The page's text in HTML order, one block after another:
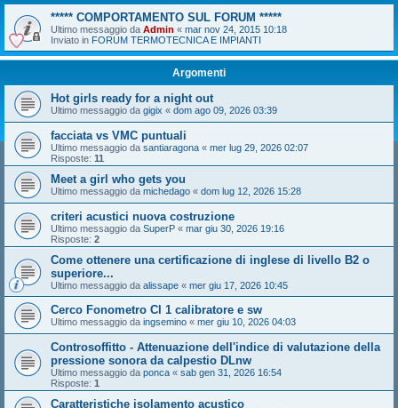
***** COMPORTAMENTO SUL FORUM *****
Ultimo messaggio da Admin « mar nov 24, 2015 10:18
Inviato in FORUM TERMOTECNICA E IMPIANTI
Argomenti
Hot girls ready for a night out
Ultimo messaggio da gigix « dom ago 09, 2026 03:39
facciata vs VMC puntuali
Ultimo messaggio da santiaragona « mer lug 29, 2026 02:07
Risposte: 11
Meet a girl who gets you
Ultimo messaggio da michedago « dom lug 12, 2026 15:28
criteri acustici nuova costruzione
Ultimo messaggio da SuperP « mar giu 30, 2026 19:16
Risposte: 2
Come ottenere una certificazione di inglese di livello B2 o
superiore...
Ultimo messaggio da alissape « mer giu 17, 2026 10:45
Cerco Fonometro Cl 1 calibratore e sw
Ultimo messaggio da ingsemino « mer giu 10, 2026 04:03
Controsoffitto - Attenuazione dell'indice di valutazione della
pressione sonora da calpestio DLnw
Ultimo messaggio da ponca « sab gen 31, 2026 16:54
Risposte: 1
Caratteristiche isolamento acustico